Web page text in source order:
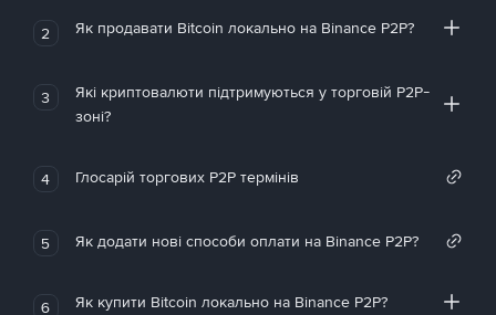
2 Як продавати Bitcoin локально на Binance P2P?
3
Які криптовалюти підтримуються у торговій P2P-
зоні?
4 Глосарій торгових P2P термінів
5 Як додати нові способи оплати на Binance P2P?
6 Як купити Bitcoin локально на Binance P2P?